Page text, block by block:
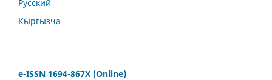
Русский
Кыргызча
e-ISSN 1694-867X (Online)